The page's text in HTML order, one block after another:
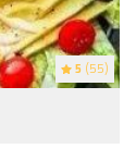
5 (55)